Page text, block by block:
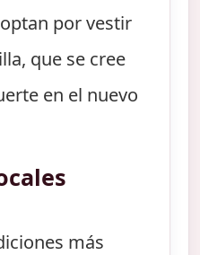
por vestir
que se cree
en el nuevo
más